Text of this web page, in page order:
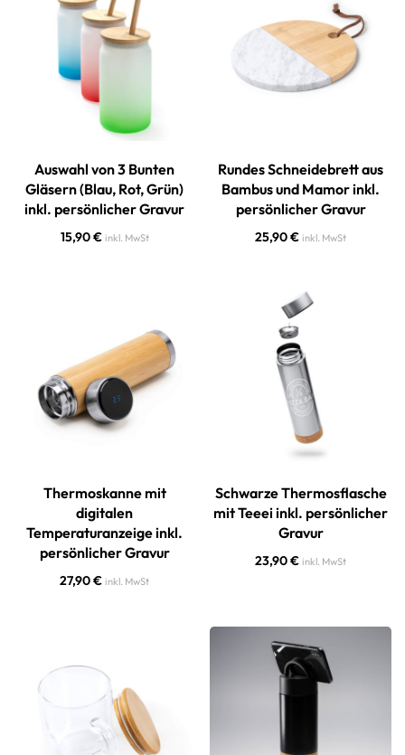
Auswahl von 3 Bunten
Gläsern (Blau, Rot, Grün)
inkl. persönlicher Gravur
15,90€ inkl. MwSt
Rundes Schneidebrett aus
Bambus und Mamor inkl.
persönlicher Gravur
25,90€ inkl. MwSt
Thermoskanne mit
digitalen
Temperaturanzeige inkl.
persönlicher Gravur
27,90€ inkl. MwSt
Schwarze Thermosflasche
mit Teeei inkl. persönlicher
Gravur
23,90€ inkl. MwSt